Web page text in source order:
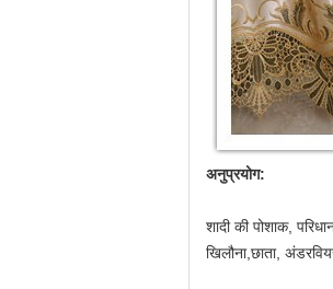
अनुप्रयोग:
शादी की पोशाक,
खिलौना,छाता,